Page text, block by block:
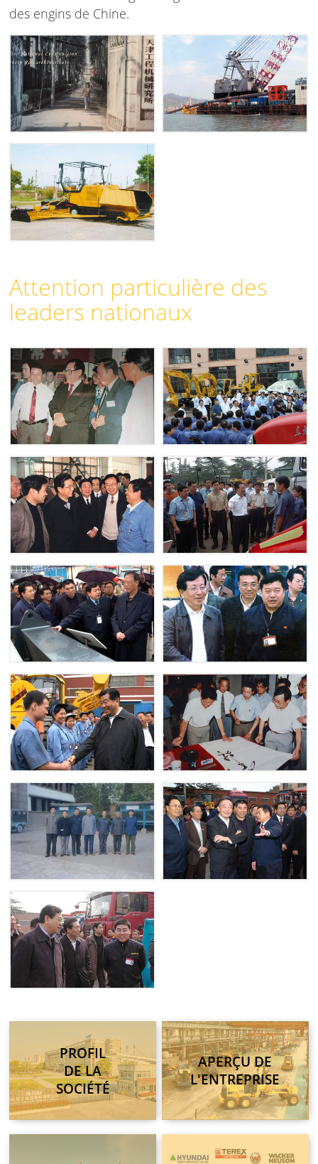
des engins de Chine.
Attention particulière des
leaders nationaux
PROFIL
DE LA
SOCIÉTÉ
APERÇU DE
L'ENTREPRISE